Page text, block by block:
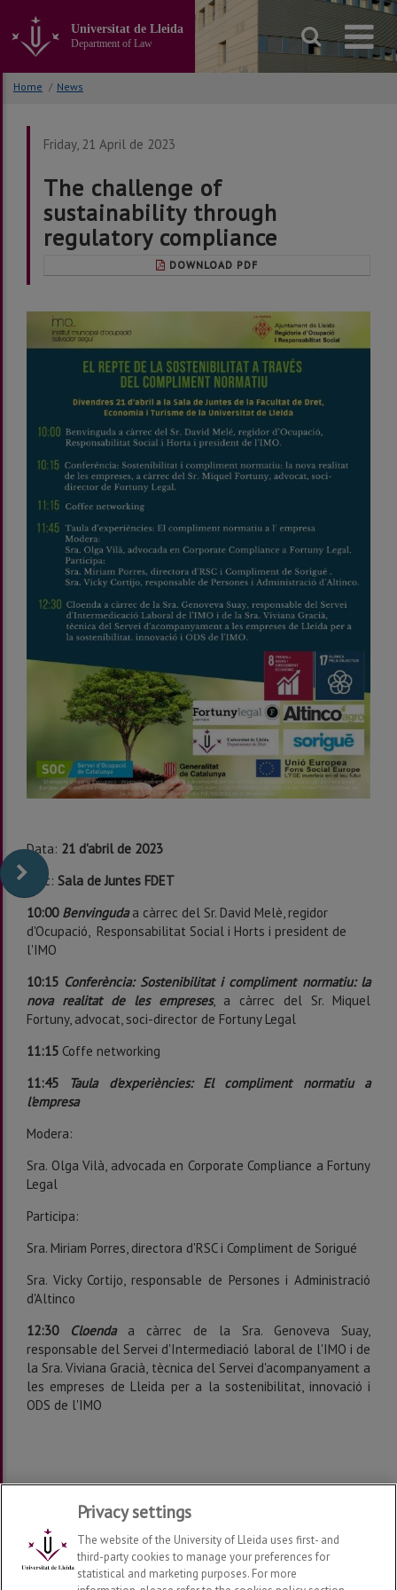
the
Universitat de Lleida
Department of Law
Home / News
Friday, 21 April de 2023
The challenge of
sustainability through
regulatory compliance
DOWNLOAD PDF
Data: 21 d'abril de 2023
Lloc: Sala de Juntes FDET
10:00 Benvingudaa càrrec del Sr. David Melè, regidor
d'Ocupació, Responsabilitat Social i Horts i president de
l'IMO
10:15 Conferència: Sostenibilitat i compliment normatiu: la
nova realitat de les empreses, a càrrec del Sr. Miquel
Fortuny, advocat, soci-director de Fortuny Legal
11:15 Coffe networking
11:45
Taula d'experiències: El compliment normatiu a
l'empresa
Modera:
Sra. Olga Vilà, advocada en Corporate Compliance a Fortuny
Legal
Participa:
Sra. Miriam Porres, directora d'RSC i Compliment de Sorigué
Sra. Vicky Cortijo, responsable de Persones i Administració
d'Altinco
12:30
Cloendaa càrrec de la Sra. Genoveva Suay,
responsable del Servei d'Intermediació laboral de l'IMO i de
la Sra. Viviana Gracià, tècnica del Servei d'acompanyament a
les empreses de Lleida per a la sostenibilitat, innovació i
ODS de l'IMO
Privacy settings
The website of the University of Lleida uses first- and
third-party cookies to manage your preferences for
statistical and marketing purposes. For more